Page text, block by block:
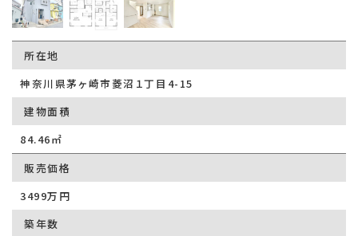
所在地
神奈川県茅ヶ崎市菱沼１丁目4-15
建物面積
84.46㎡
販売価格
3499万円
築年数